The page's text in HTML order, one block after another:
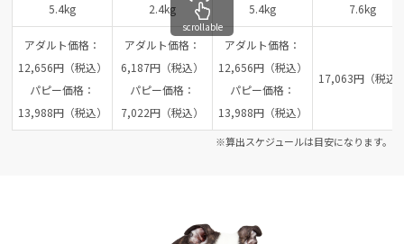
5.4kg 2.4kg 5.4kg 7.6kg
アダルト価格：
12,656円（税込）
パピー価格：
13,988円（税込）
アダルト価格：
6,187円（税込）
パピー価格：
7,022円（税込）
アダルト価格：
12,656円（税込）
パピー価格：
13,988円（税込）
17,063円（税込
scrollable
※算出スケジュールは目安になります。